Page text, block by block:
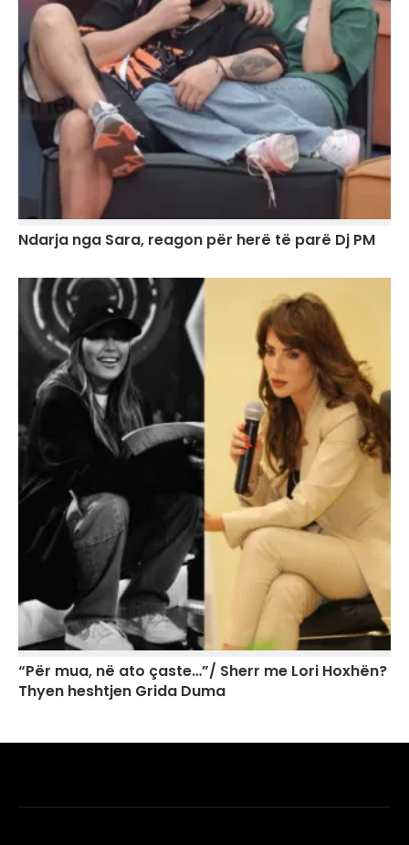
Ndarja nga Sara, reagon për herë të parë Dj PM
“Për mua, në ato çaste…”/ Sherr me Lori Hoxhën?
Thyen heshtjen Grida Duma